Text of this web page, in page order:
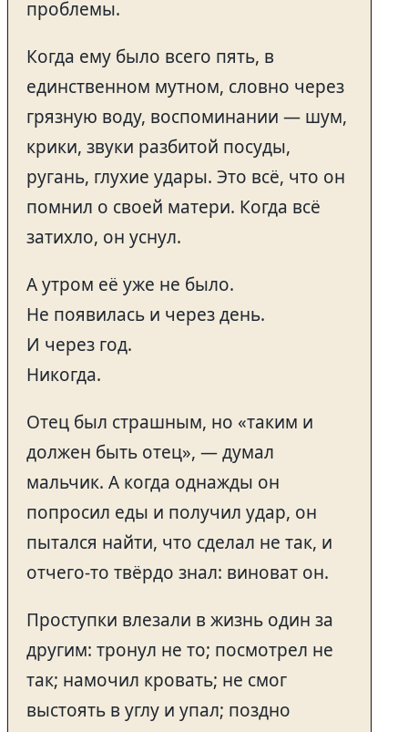
проблемы.
Когда ему было всего пять, в
единственном мутном, словно через
грязную воду, воспоминании — шум,
крики, звуки разбитой посуды,
ругань, глухие удары. Это всё, что он
помнил о своей матери. Когда всё
затихло, он уснул.
А утром её уже не было.
Не появилась и через день.
И через год.
Никогда.
Отец был страшным, но «таким и
должен быть отец», — думал
мальчик. А когда однажды он
попросил еды и получил удар, он
пытался найти, что сделал не так, и
отчего-то твёрдо знал: виноват он.
Проступки влезали в жизнь один за
другим: тронул не то; посмотрел не
так; намочил кровать; не смог
выстоять в углу и упал; поздно